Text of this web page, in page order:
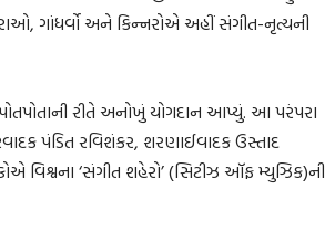
ગાંધર્વો અને કિન્નરોએ અહીં સંગીત-નૃત્યની
રીતે અનોખું યોગદાન આપ્યું. આ પરંપરા
પંડિત રવિશંકર, શરણાઈવાદક ઉસ્તાદ
વિશ્વના ‘સંગીત શહેરો’ (સિટીઝ ઑફ મ્યુઝિક)ની